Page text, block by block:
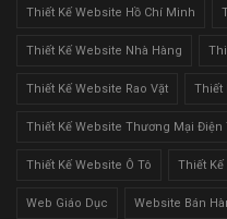
Thiết Kế Website Hồ Chí Minh
Thiết Kế Website Nhà Hàng
Thiết Kế Website Rao Vặt Thiết
Thiết Kế Website Thương Mại Điện
Thiết Kế Website Ô Tô Thiết Kế
Web Giáo Dục Website Bán